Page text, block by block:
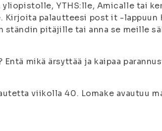
YTHS:lle, Amicalle tai
palautteesi post it -lappuun
pitäjille tai anna se meille
mikä ärsyttää ja kaipaa
viikolla 40. Lomake avautuu